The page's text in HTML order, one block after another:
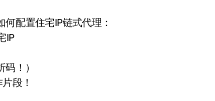
配置住宅IP链式代理：
IP
！）
段！